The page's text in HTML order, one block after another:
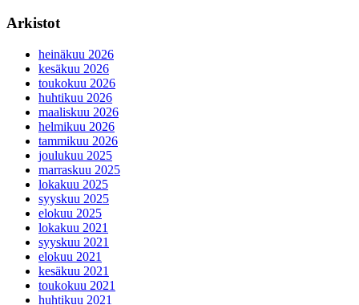
Arkistot
heinäkuu 2026
kesäkuu 2026
toukokuu 2026
huhtikuu 2026
maaliskuu 2026
helmikuu 2026
tammikuu 2026
joulukuu 2025
marraskuu 2025
lokakuu 2025
syyskuu 2025
elokuu 2025
lokakuu 2021
syyskuu 2021
elokuu 2021
kesäkuu 2021
toukokuu 2021
huhtikuu 2021